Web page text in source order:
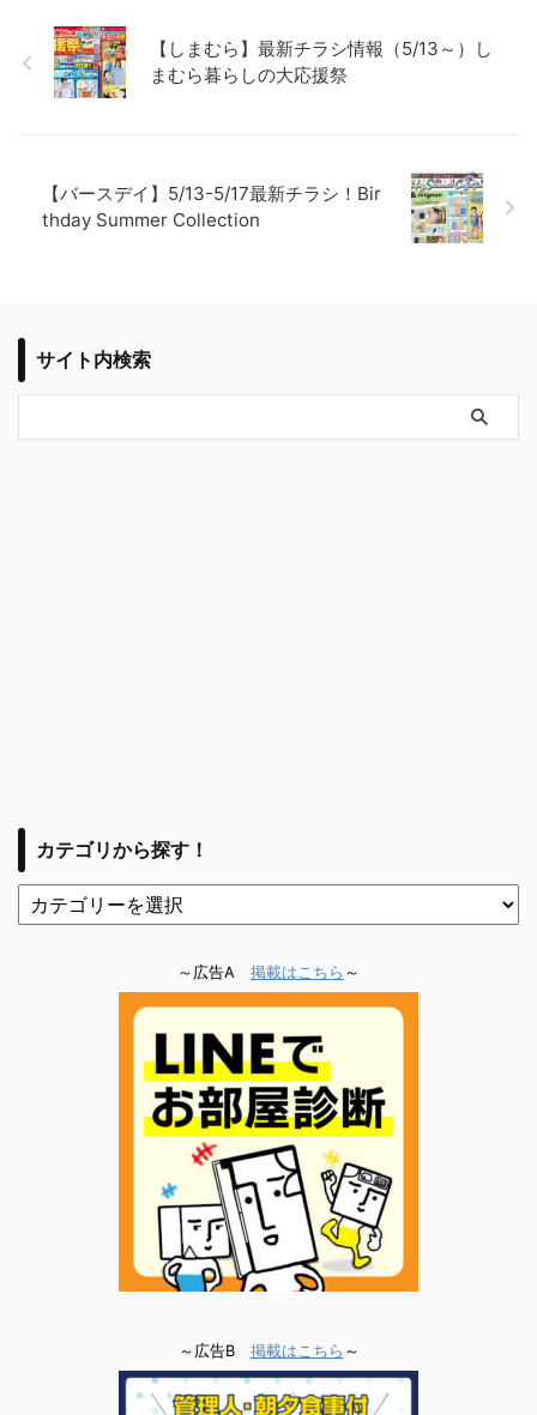
【しまむら】最新チラシ情報（5/13～）し
まむら暮らしの大応援祭
【バースデイ】5/13-5/17最新チラシ！Bir
thday Summer Collection
サイト内検索
カテゴリから探す！
～広告A 掲載はこちら ～
～広告B 掲載はこちら ～